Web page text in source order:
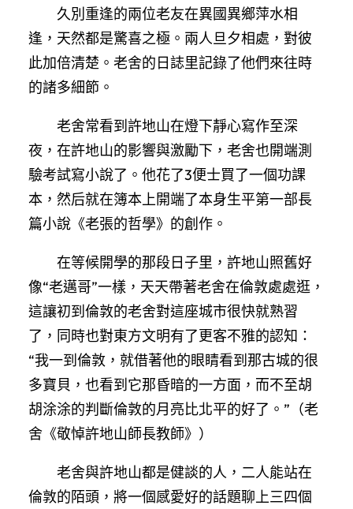
久別重逢的兩位老友在異國異鄉萍水相
逢，天然都是驚喜之極。兩人旦夕相處，對彼
此加倍清楚。老舍的日誌里記錄了他們來往時
的諸多細節。
老舍常看到許地山在燈下靜心寫作至深
夜，在許地山的影響與激勵下，老舍也開端測
驗考試寫小說了。他花了3便士買了一個功課
本，然后就在簿本上開端了本身生平第一部長
篇小說《老張的哲學》的創作。
在等候開學的那段日子里，許地山照舊好
像“老邁哥”一樣，天天帶著老舍在倫敦處處逛，
這讓初到倫敦的老舍對這座城市很快就熟習
了，同時也對東方文明有了更客不雅的認知：
“我一到倫敦，就借著他的眼睛看到那古城的很
多寶貝，也看到它那昏暗的一方面，而不至胡
胡涂涂的判斷倫敦的月亮比北平的好了。”（老
舍《敬悼許地山師長教師》）
老舍與許地山都是健談的人，二人能站在
倫敦的陌頭，將一個感愛好的話題聊上三四個